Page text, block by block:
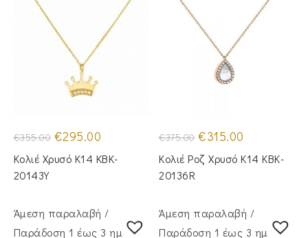
€355.00 Original
price
was:
€355.00.
€295.00
τιμή
είναι:
Κολιέ Χρυσό Κ14 KBK-
20143Y
€375.00 Original
price
was:
€375.00.
€315.00
τιμή
είναι:
Κολιέ Ροζ Χρυσό Κ14 KBK-
20136R
Άμεση παραλαβή /
Παράδoση 1 έως 3 ημέρες
Άμεση παραλαβή /
Παράδoση 1 έως 3 ημέρες